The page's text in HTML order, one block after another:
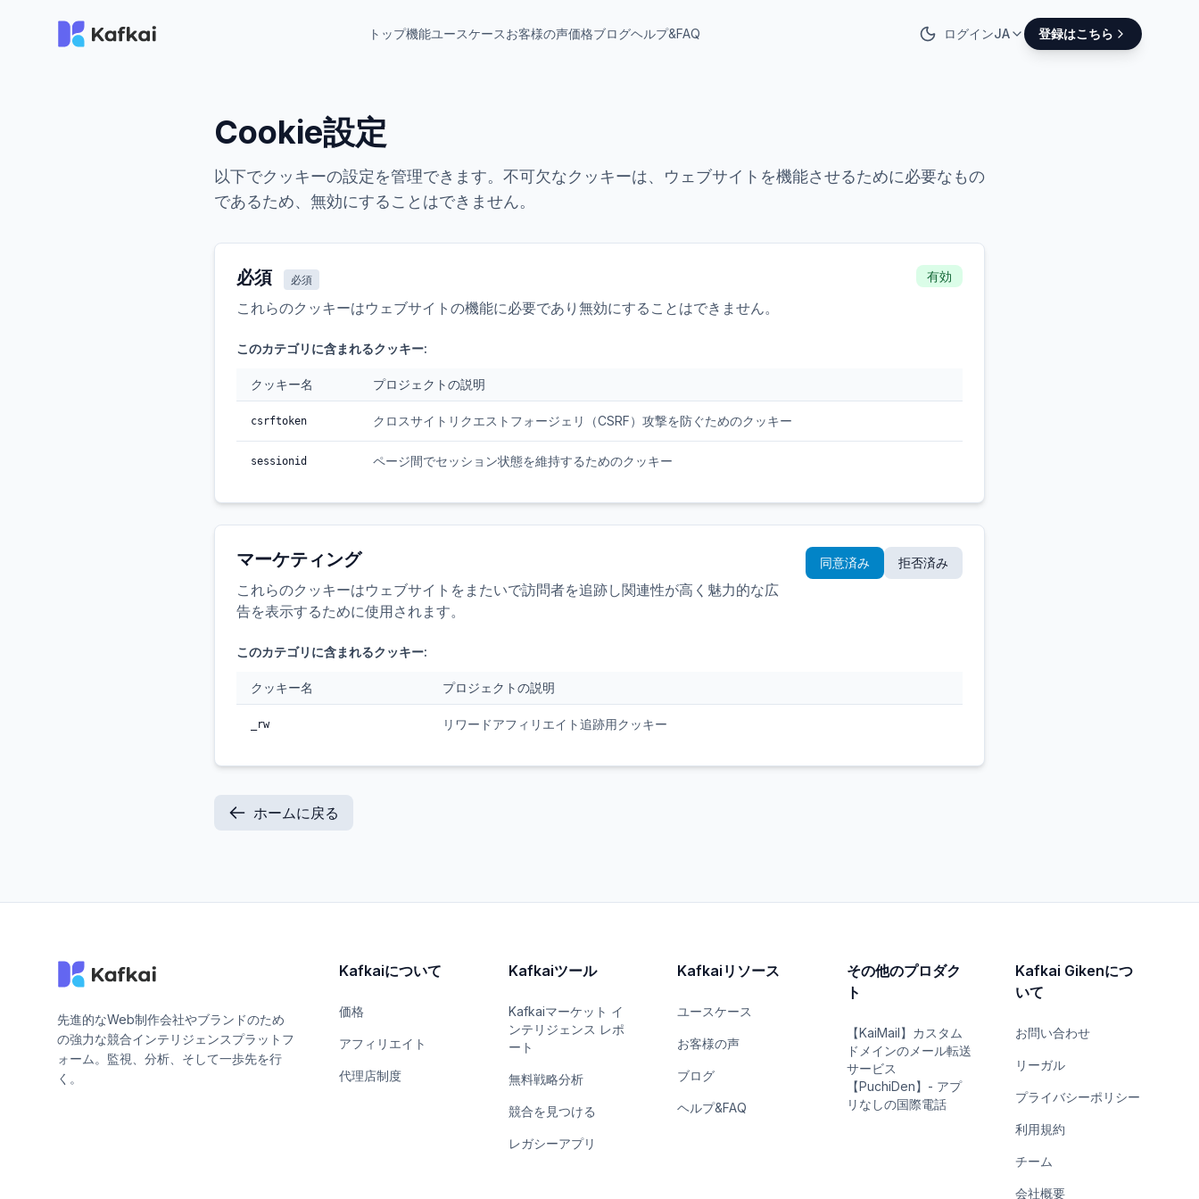
トップ機能ユースケースお客様の声価格ブログヘルプ&FAQ ログインJA 登録はこちら
Cookie設定
以下でクッキーの設定を管理できます。不可欠なクッキーは、ウェブサイトを機能させるために必要なもの
であるため、無効にすることはできません。
必須 必須
これらのクッキーはウェブサイトの機能に必要であり無効にすることはできません。
有効
このカテゴリに含まれるクッキー:
クッキー名 プロジェクトの説明
csrftoken クロスサイトリクエストフォージェリ（CSRF）攻撃を防ぐためのクッキー
sessionid ページ間でセッション状態を維持するためのクッキー
マーケティング
これらのクッキーはウェブサイトをまたいで訪問者を追跡し関連性が高く魅力的な広
告を表示するために使用されます。
同意済み 拒否済み
このカテゴリに含まれるクッキー:
クッキー名 プロジェクトの説明
_rw リワードアフィリエイト追跡用クッキー
ホームに戻る
先進的なWeb制作会社やブランドのため
の強力な競合インテリジェンスプラットフ
ォーム。監視、分析、そして一歩先を行
く。
Kafkaiについて
価格
アフィリエイト
代理店制度
Kafkaiツール
Kafkaiマーケット イ
ンテリジェンス レポ
ート
無料戦略分析
競合を見つける
レガシーアプリ
Kafkaiリソース
ユースケース
お客様の声
ブログ
ヘルプ&FAQ
その他のプロダク
ト
【KaiMail】カスタム
ドメインのメール転送
サービス
【PuchiDen】- アプ
リなしの国際電話
Kafkai Gikenにつ
いて
お問い合わせ
リーガル
プライバシーポリシー
利用規約
チーム
会社概要